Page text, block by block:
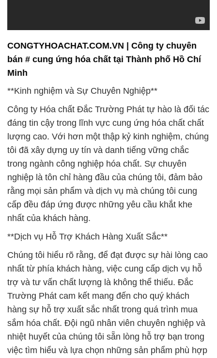
CONGTYHOACHAT.COM.VN | Công ty chuyên
bán # cung ứng hóa chất tại Thành phố Hồ Chí
Minh
**Kinh nghiệm và Sự Chuyên Nghiệp**
Công ty Hóa chất Đắc Trường Phát tự hào là đối tác
đáng tin cậy trong lĩnh vực cung ứng hóa chất chất
lượng cao. Với hơn một thập kỷ kinh nghiệm, chúng
tôi đã xây dựng uy tín và danh tiếng vững chắc
trong ngành công nghiệp hóa chất. Sự chuyên
nghiệp là tôn chỉ hàng đầu của chúng tôi, đảm bảo
rằng mọi sản phẩm và dịch vụ mà chúng tôi cung
cấp đều đáp ứng được những yêu cầu khắt khe
nhất của khách hàng.
**Dịch vụ Hỗ Trợ Khách Hàng Xuất Sắc**
Chúng tôi hiểu rõ rằng, để đạt được sự hài lòng cao
nhất từ phía khách hàng, việc cung cấp dịch vụ hỗ
trợ và tư vấn chất lượng là không thể thiếu. Đắc
Trường Phát cam kết mang đến cho quý khách
hàng sự hỗ trợ xuất sắc nhất trong quá trình mua
sắm hóa chất. Đội ngũ nhân viên chuyên nghiệp và
nhiệt huyết của chúng tôi sẵn lòng hỗ trợ bạn trong
việc tìm hiểu và lựa chọn những sản phẩm phù hợp